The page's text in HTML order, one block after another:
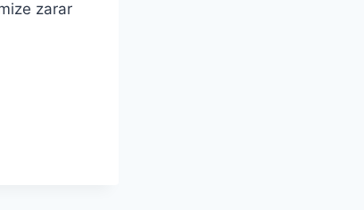
zarar